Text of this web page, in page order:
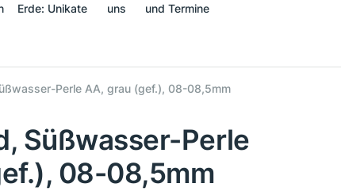
Erde: Unikate
uns
und Termine
Perle AA, grau (gef.), 08-08,5mm
Süßwasser-Perle
08-08,5mm